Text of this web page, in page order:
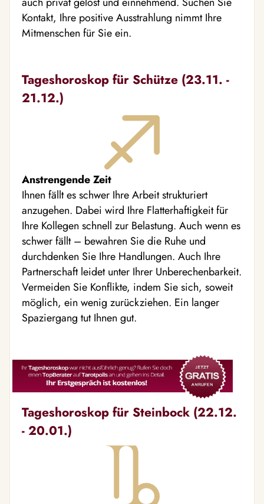
Kontakt, Ihre positive Ausstrahlung nimmt Ihre
Mitmenschen für Sie ein.
Tageshoroskop für Schütze (23.11. -
21.12.)
Anstrengende Zeit
Ihnen fällt es schwer Ihre Arbeit strukturiert
anzugehen. Dabei wird Ihre Flatterhaftigkeit für
Ihre Kollegen schnell zur Belastung. Auch wenn es
schwer fällt – bewahren Sie die Ruhe und
durchdenken Sie Ihre Handlungen. Auch Ihre
Partnerschaft leidet unter Ihrer Unberechenbarkeit.
Vermeiden Sie Konflikte, indem Sie sich, soweit
möglich, ein wenig zurückziehen. Ein langer
Spaziergang tut Ihnen gut.
Tageshoroskop für Steinbock (22.12.
- 20.01.)